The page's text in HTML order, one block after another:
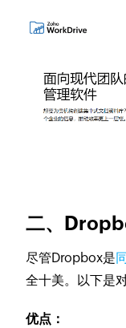
二、
尽管Dropbox是
全十美。以下是
优点：